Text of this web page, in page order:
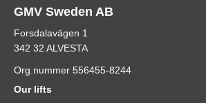
GMV Sweden AB
Forsdalavägen 1
342 32 ALVESTA
Org.nummer 556455-8244
Our lifts